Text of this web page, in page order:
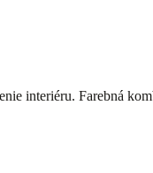
interiéru. Farebná